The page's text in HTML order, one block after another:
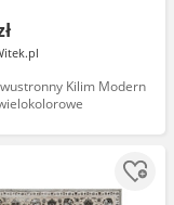
Kilim Modern